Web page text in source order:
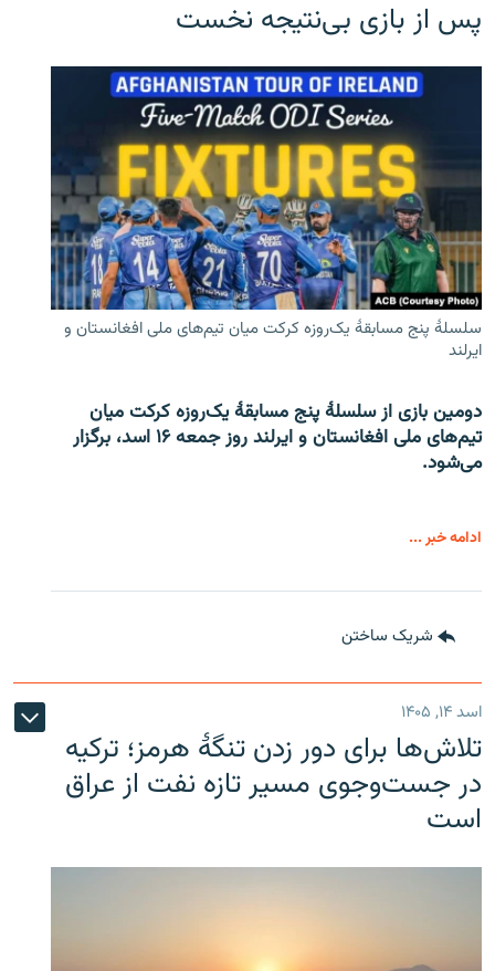
پس از بازی بی‌نتیجه نخست
سلسلۀ پنج مسابقۀ یک‌روزه کرکت میان تیم‌های ملی افغانستان و
ایرلند
دومین بازی از سلسلۀ پنج مسابقۀ یک‌روزه کرکت میان
تیم‌های ملی افغانستان و ایرلند روز جمعه ۱۶ اسد، برگزار
می‌شود.
ادامه خبر ...
شریک ساختن
اسد ۱۴, ۱۴۰۵
تلاش‌ها برای دور زدن تنگۀ هرمز؛ ترکیه
در جست‌وجوی مسیر تازه نفت از عراق
است